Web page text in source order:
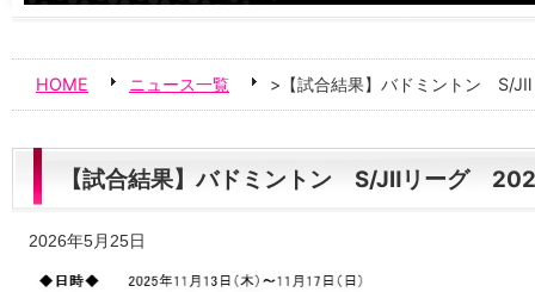
HOME ニュース一覧 >【試合結果】バドミントン S/
【試合結果】バドミントン S/JⅡリーグ
2026年5月25日